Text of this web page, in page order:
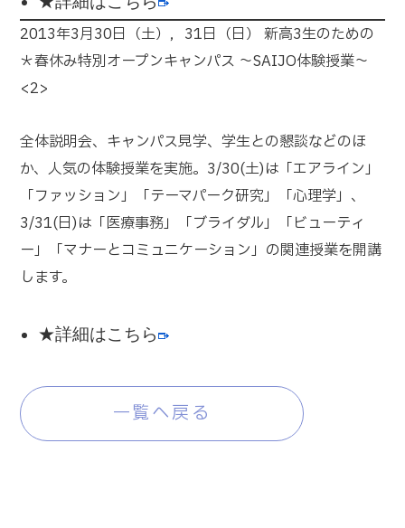
2013年3月30日（土），31日（日） 新高3生のための
＊春休み特別オープンキャンパス ～SAIJO体験授業～
<2>
全体説明会、キャンパス見学、学生との懇談などのほ
か、人気の体験授業を実施。3/30(土)は「エアライン」
「ファッション」「テーマパーク研究」「心理学」、
3/31(日)は「医療事務」「ブライダル」「ビューティ
ー」「マナーとコミュニケーション」の関連授業を開講
します。
★詳細はこちら
一覧へ戻る